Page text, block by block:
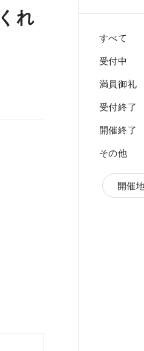
れ
すべて
受付中
満員御礼
受付終了
開催終了
その他
開催